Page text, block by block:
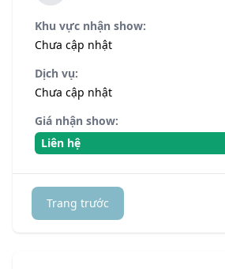
Khu vực nhận show:
Chưa cập nhật
Dịch vụ:
Chưa cập nhật
Giá nhận show:
Liên hệ
Trang trước